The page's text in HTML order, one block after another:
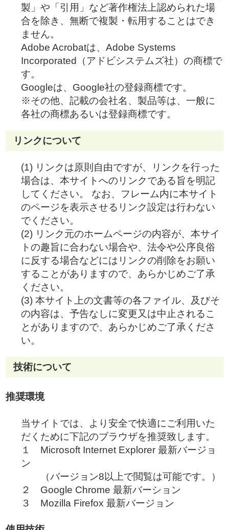
製」や「引用」など著作権法上認められた場
合を除き、無断で複製・転用することはでき
ません。
Adobe Acrobatは、Adobe Systems
Incorporated（アドビシステムズ社）の商標で
す。
Googleは、Google社の登録商標です。
※その他、記載の会社名、製品等は、一般に
各社の商標あるいは登録商標です。
リンクについて
(1) リンクは原則自由ですが、リンクを行った
場合は、本サイトへのリンクである旨を明記
してください。 なお、フレーム内に本サイト
のページを表示させるリンク設定は行わない
でください。
(2) リンク元のホームページの内容が、本サイ
トの趣旨に合わない場合や、法令や公序良俗
に反する場合などにはリンクの削除をお願い
することがありますので、あらかじめご了承
ください。
(3) 本サイト上の文書等の各ファイル、及びそ
の内容は、予告なしに変更又は中止されるこ
とがありますので、あらかじめご了承くださ
い。
技術について
推奨環境
当サイトでは、より安全で快適にご利用いた
だくために下記のブラウザを推奨致します。
１ Microsoft Internet Explorer 最新バージョ
ン
（バージョン8以上で閲覧は可能です。）
２ Google Chrome 最新バーション
３ Mozilla Firefox 最新バージョン